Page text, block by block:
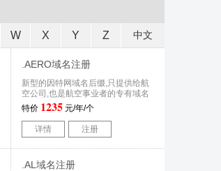
W X Y Z 中文
.AERO域名注册
新型的因特网域名后缀,只提供给航
空公司,也是航空事业者的专有域名
特价 1235 元/年/个
详情 注册
.AL域名注册